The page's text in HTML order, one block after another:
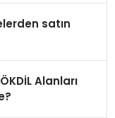
satın
Alanları